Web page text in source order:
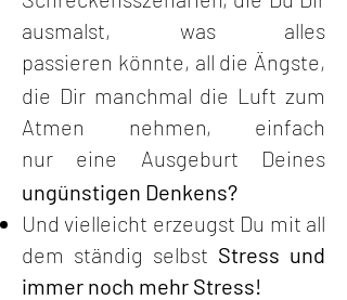
ausmalst, was alles
passieren könnte, all die Ängste,
die Dir manchmal die Luft zum
Atmen nehmen, einfach
nur
eine Ausgeburt Deines
ungünstigen Denkens?
Und vielleicht erzeugst Du mit all
dem ständig selbst Stress und
immer noch mehr Stress!